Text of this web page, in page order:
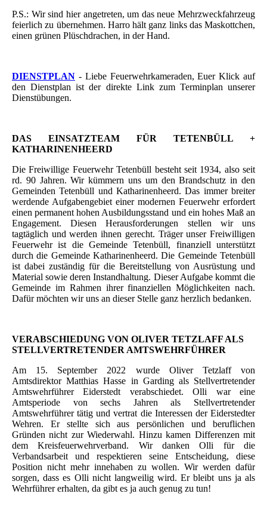
P.S.: Wir sind hier angetreten, um das neue Mehrzweckfahrzeug
feierlich zu übernehmen. Harro hält ganz links das Maskottchen,
einen grünen Plüschdrachen, in der Hand.
DIENSTPLAN - Liebe Feuerwehrkameraden, Euer Klick auf
den Dienstplan ist der direkte Link zum Terminplan unserer
Dienstübungen.
DAS EINSATZTEAM FÜR TETENBÜLL +
KATHARINENHEERD
Die Freiwillige Feuerwehr Tetenbüll besteht seit 1934, also seit
rd. 90 Jahren. Wir kümmern uns um den Brandschutz in den
Gemeinden Tetenbüll und Katharinenheerd. Das immer breiter
werdende Aufgabengebiet einer modernen Feuerwehr erfordert
einen permanent hohen Ausbildungsstand und ein hohes Maß an
Engagement. Diesen Herausforderungen stellen wir uns
tagtäglich und werden ihnen gerecht. Träger unser Freiwilligen
Feuerwehr ist die Gemeinde Tetenbüll, finanziell unterstützt
durch die Gemeinde Katharinenheerd. Die Gemeinde Tetenbüll
ist dabei zuständig für die Bereitstellung von Ausrüstung und
Material sowie deren Instandhaltung. Dieser Aufgabe kommt die
Gemeinde im Rahmen ihrer finanziellen Möglichkeiten nach.
Dafür möchten wir uns an dieser Stelle ganz herzlich bedanken.
VERABSCHIEDUNG VON OLIVER TETZLAFF ALS
STELLVERTRETENDER AMTSWEHRFÜHRER
Am 15. September 2022 wurde Oliver Tetzlaff von
Amtsdirektor Matthias Hasse in Garding als Stellvertretender
Amtswehrführer Eiderstedt verabschiedet. Olli war eine
Amtsperiode von sechs Jahren als Stellvertretender
Amtswehrführer tätig und vertrat die Interessen der Eiderstedter
Wehren. Er stellte sich aus persönlichen und beruflichen
Gründen nicht zur Wiederwahl. Hinzu kamen Differenzen mit
dem Kreisfeuerwehrverband. Wir danken Olli für die
Verbandsarbeit und respektieren seine Entscheidung, diese
Position nicht mehr innehaben zu wollen. Wir werden dafür
sorgen, dass es Olli nicht langweilig wird. Er bleibt uns ja als
Wehrführer erhalten, da gibt es ja auch genug zu tun!